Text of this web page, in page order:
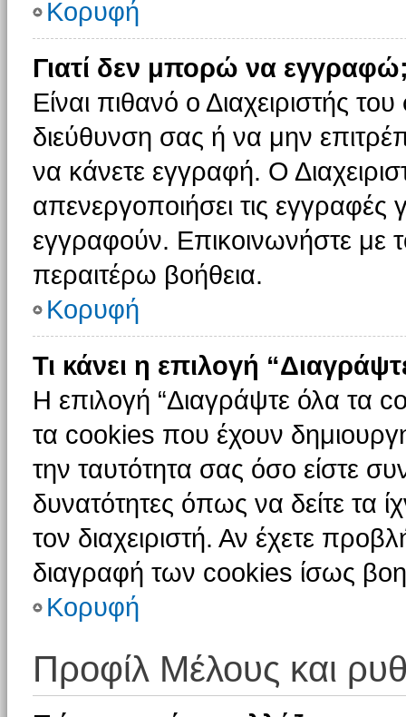
Κορυφή
Γιατί δεν μπορώ να
Είναι πιθανό ο Διαχειριστής
διεύθυνση σας ή να μην
να κάνετε εγγραφή. Ο
απενεργοποιήσει τις εγγραφές
εγγραφούν. Επικοινωνήστε με
περαιτέρω βοήθεια.
Κορυφή
Τι κάνει η επιλογή
Η επιλογή “Διαγράψτε όλα τα
τα cookies που έχουν
την ταυτότητα σας όσο είστε
δυνατότητες όπως να δείτε τα
τον διαχειριστή. Αν έχετε
διαγραφή των cookies ίσως
Κορυφή
Προφίλ Μέλους και